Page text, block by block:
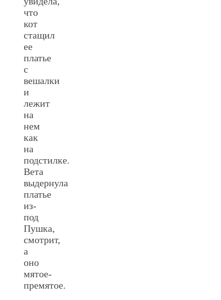
что
кот
стащил
ее
платье
с
вешалки
и
лежит
на
нем
как
на
подстилке.
Вета
выдернула
платье
из-
под
Пушка,
смотрит,
а
оно
мятое-
премятое.